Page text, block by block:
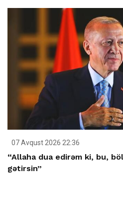
07 Avqust 2026 22:36
“Allaha dua edirəm ki, bu,
gətirsin”